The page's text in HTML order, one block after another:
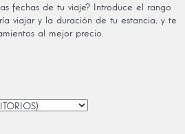
fechas de tu viaje?
Introduce el rango
viajar y la duración de tu estancia, y te
al mejor precio.